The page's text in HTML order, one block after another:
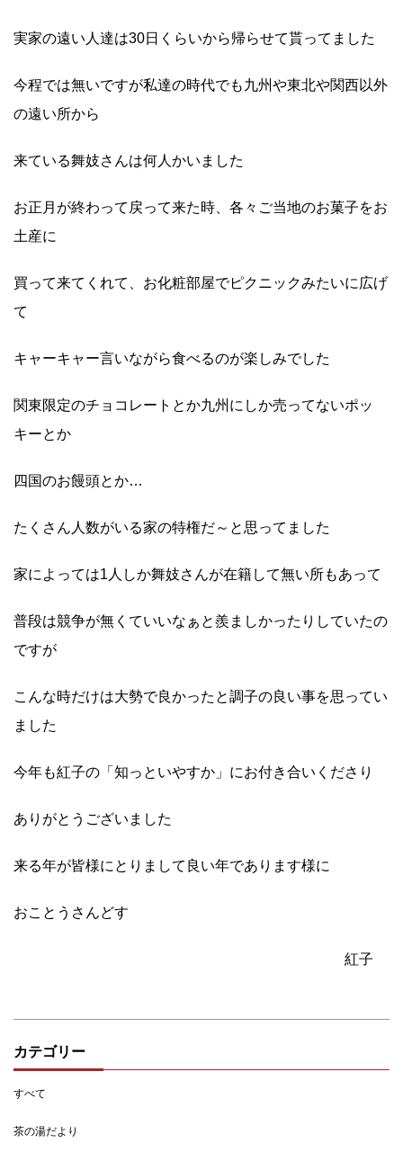
カテゴリー
すべて
茶の湯だより
実家の遠い人達は30日くらいから帰らせて貰ってました
今程では無いですが私達の時代でも九州や東北や関西以外
の遠い所から
来ている舞妓さんは何人かいました
お正月が終わって戻って来た時、各々ご当地のお菓子をお
土産に
買って来てくれて、お化粧部屋でピクニックみたいに広げ
て
キャーキャー言いながら食べるのが楽しみでした
関東限定のチョコレートとか九州にしか売ってないポッ
キーとか
四国のお饅頭とか…
たくさん人数がいる家の特権だ～と思ってました
家によっては1人しか舞妓さんが在籍して無い所もあって
普段は競争が無くていいなぁと羨ましかったりしていたの
ですが
こんな時だけは大勢で良かったと調子の良い事を思ってい
ました
今年も紅子の「知っといやすか」にお付き合いくださり
ありがとうございました
来る年が皆様にとりまして良い年であります様に
おことうさんどす
紅子